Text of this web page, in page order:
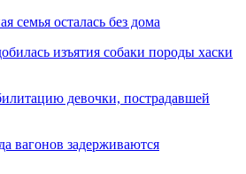
семья осталась без дома
изъятия собаки породы хаски
девочки, пострадавшей
вагонов задерживаются